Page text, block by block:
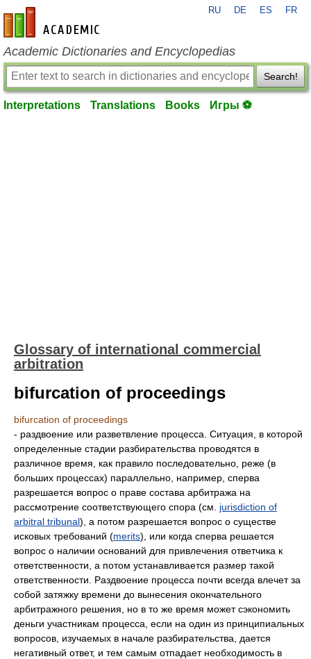
en-academic.com
RU DE ES FR
Academic Dictionaries and Encyclopedias
Search!
Interpretations Translations Books Игры ⚽
Glossary of international commercial
arbitration
bifurcation of proceedings
bifurcation of proceedings
- раздвоение или разветвление процесса. Ситуация, в которой
определенные стадии разбирательства проводятся в
различное время, как правило последовательно, реже (в
больших процессах) параллельно, например, сперва
разрешается вопрос о праве состава арбитража на
рассмотрение соответствующего спора (см. jurisdiction of
arbitral tribunal), а потом разрешается вопрос о существе
исковых требований (merits), или когда сперва решается
вопрос о наличии оснований для привлечения ответчика к
ответственности, а потом устанавливается размер такой
ответственности. Раздвоение процесса почти всегда влечет за
собой затяжку времени до вынесения окончательного
арбитражного решения, но в то же время может сэкономить
деньги участникам процесса, если на один из принципиальных
вопросов, изучаемых в начале разбирательства, дается
негативный ответ, и тем самым отпадает необходимость в